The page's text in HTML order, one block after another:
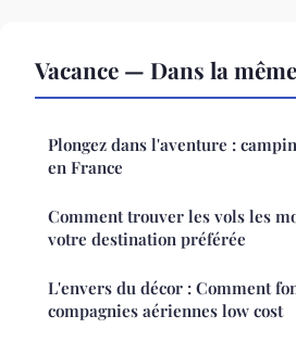
Vacance — Dans la
Plongez dans l'aventure :
en France
Comment trouver les vols les
votre destination préférée
L'envers du décor : Comment
compagnies aériennes low cost